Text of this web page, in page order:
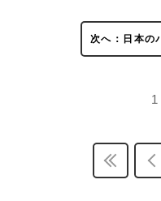
次へ：日本の
1